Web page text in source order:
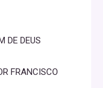
DE DEUS
FRANCISCO